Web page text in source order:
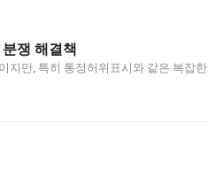
쟁 해결책
만, 특히 통정허위표시와 같은 복잡